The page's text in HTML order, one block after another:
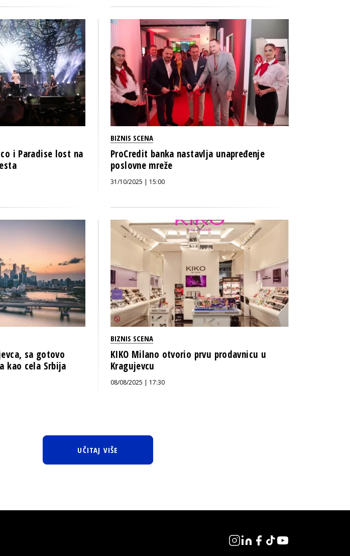
i Paradise lost na
BIZNIS SCENA
ProCredit banka nastavlja unapređenje
poslovne mreže
31/10/2025 | 15:00
sa gotovo
kao cela Srbija
BIZNIS SCENA
KIKO Milano otvorio prvu prodavnicu u
Kragujevcu
08/08/2025 | 17:30
UČITAJ VIŠE